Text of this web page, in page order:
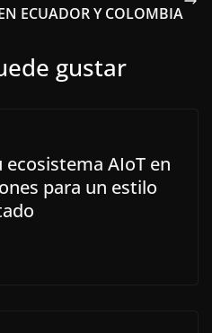
ECUADOR Y COLOMBIA
gustar
AIoT en
para un estilo